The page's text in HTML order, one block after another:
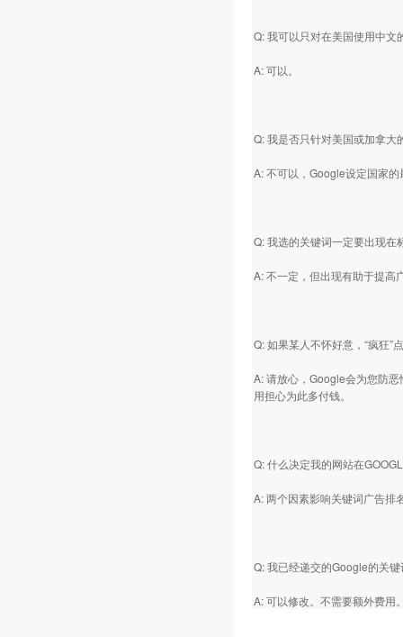
Q: 我可以只对在美国使用中文
A: 可以。
Q: 我是否只针对美国或加拿大
A: 不可以，Google设定国家
Q: 我选的关键词一定要出现在
A: 不一定，但出现有助于提高
Q: 如果某人不怀好意，“疯狂”
A: 请放心，Google会为您防
用担心为此多付钱。
Q: 什么决定我的网站在
A: 两个因素影响关键词广告排
Q: 我已经递交的Google的关
A: 可以修改。不需要额外费用